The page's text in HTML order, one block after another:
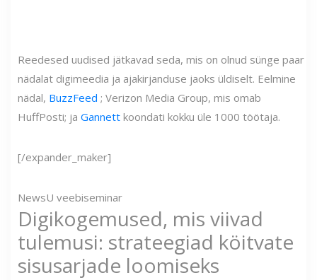
Reedesed uudised jätkavad seda, mis on olnud sünge paar
nädalat digimeedia ja ajakirjanduse jaoks üldiselt. Eelmine
nädal, BuzzFeed ; Verizon Media Group, mis omab
HuffPosti; ja Gannett koondati kokku üle 1000 töötaja.
[/expander_maker]
NewsU veebiseminar
Digikogemused, mis viivad
tulemusi: strateegiad köitvate
sisusarjade loomiseks